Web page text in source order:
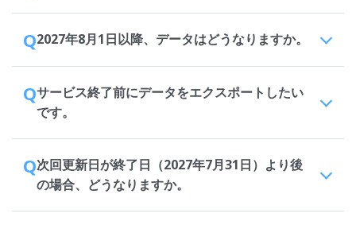
Q2027年8月1日以降、データはどうなりますか。
Qサービス終了前にデータをエクスポートしたい
です。
Q次回更新日が終了日（2027年7月31日）より後
の場合、どうなりますか。